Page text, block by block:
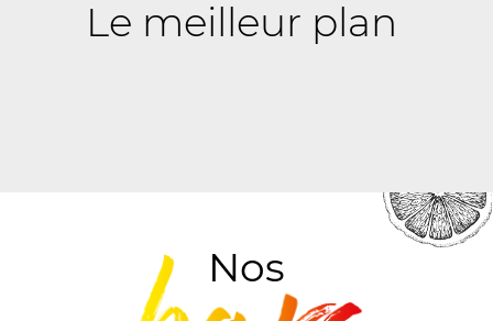
Le meilleur plan
complémentaires
Nos